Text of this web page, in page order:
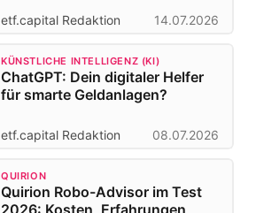
etf.capital Redaktion 14.07.2026
KÜNSTLICHE INTELLIGENZ (KI)
ChatGPT: Dein digitaler Helfer
für smarte Geldanlagen?
etf.capital Redaktion 08.07.2026
QUIRION
Quirion Robo-Advisor im Test